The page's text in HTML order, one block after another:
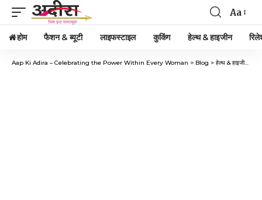
Aa
होम फैशन & ब्यूटी लाइफस्टाइल कुकिंग हेल्थ & हाइजीन
Aap Ki Adira – Celebrating the Power Within Every Woman > Blog > हेल्थ & हाइजीन >